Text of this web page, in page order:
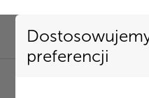
preferencji